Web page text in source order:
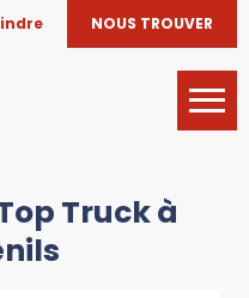
NOUS TROUVER
Truck à